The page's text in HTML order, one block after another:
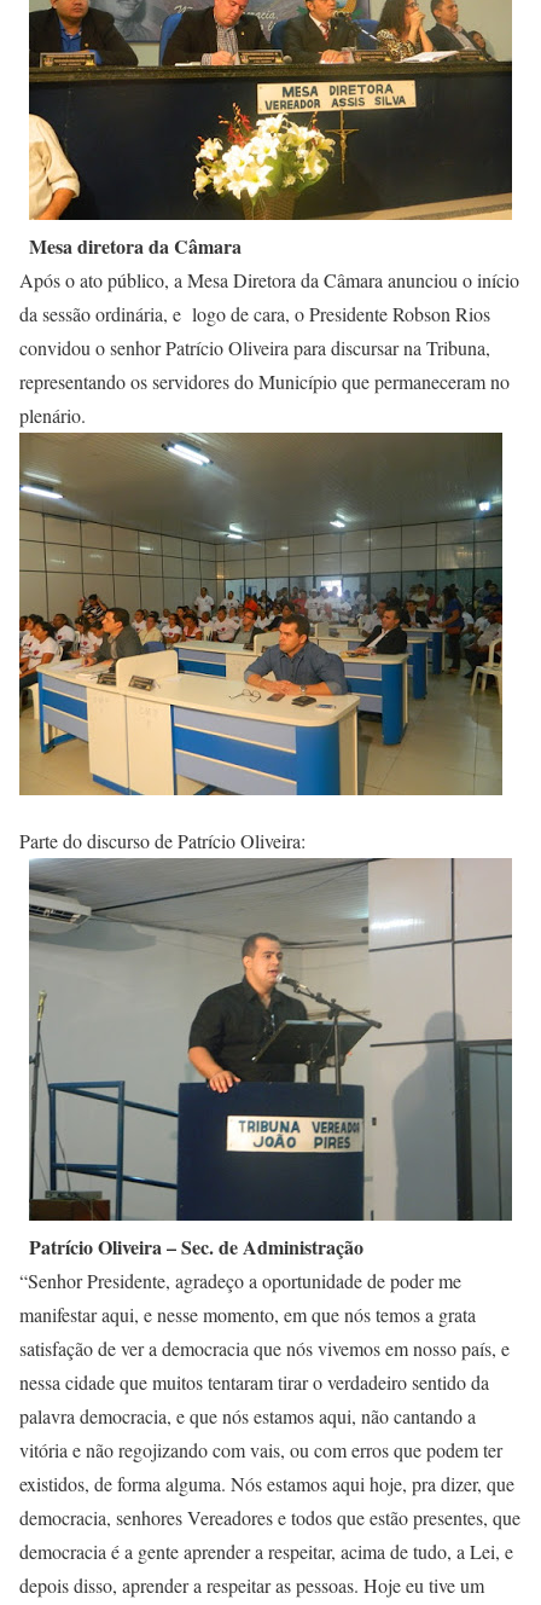
Mesa diretora da Câmara
Após o ato público, a Mesa Diretora da Câmara anunciou o início
da sessão ordinária, e logo de cara, o Presidente Robson Rios
convidou o senhor Patrício Oliveira para discursar na Tribuna,
representando os servidores do Município que permaneceram no
plenário.
Parte do discurso de Patrício Oliveira:
Patrício Oliveira – Sec. de Administração
“Senhor Presidente, agradeço a oportunidade de poder me
manifestar aqui, e nesse momento, em que nós temos a grata
satisfação de ver a democracia que nós vivemos em nosso país, e
nessa cidade que muitos tentaram tirar o verdadeiro sentido da
palavra democracia, e que nós estamos aqui, não cantando a
vitória e não regojizando com vais, ou com erros que podem ter
existidos, de forma alguma. Nós estamos aqui hoje, pra dizer, que
democracia, senhores Vereadores e todos que estão presentes, que
democracia é a gente aprender a respeitar, acima de tudo, a Lei, e
depois disso, aprender a respeitar as pessoas. Hoje eu tive um